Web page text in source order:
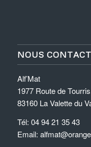
NOUS
Alf’Mat
1977 Route de
83160 La Valette du
Tél: 04 94 21 35 43
Email: